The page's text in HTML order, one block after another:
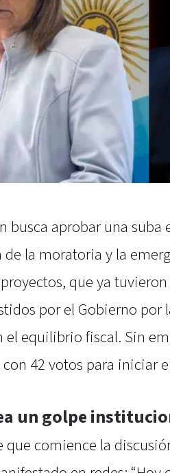
busca aprobar una
de la moratoria y la
que ya
por el Gobierno por
el equilibrio fiscal. Sin
42 votos para iniciar
un golpe
que comience la